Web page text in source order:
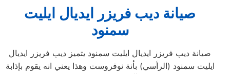
صيانة ديب فريزر ايديال ايليت
سمنود
صيانة ديب فريزر ايديال ايليت سمنود يتميز ديب فريزر ايديال
ايليت سمنود (الرأسي) بأنة نوفروست وهذا يعني انه يقوم بإذابة